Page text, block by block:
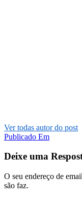
Ver todas autor do post
Post
Publicado Em
Deixe uma
O seu endereço de
são faz.